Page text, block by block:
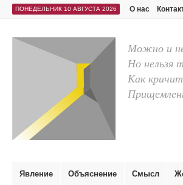
ПОНЕДЕЛЬНИК 10 АВГУСТА 2026 О нас
Можно и
Но нельзя
Как
Явление Объяснение Смысл